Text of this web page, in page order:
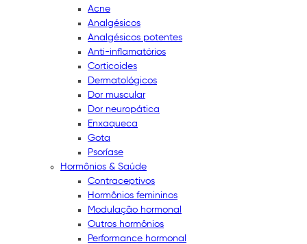
Acne
Analgésicos
Analgésicos potentes
Anti-inflamatórios
Corticoides
Dermatológicos
Dor muscular
Dor neuropática
Enxaqueca
Gota
Psoríase
Hormônios & Saúde
Contraceptivos
Hormônios femininos
Modulação hormonal
Outros hormônios
Performance hormonal